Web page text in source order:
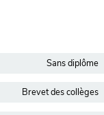
Sans diplôme
Brevet des collèges